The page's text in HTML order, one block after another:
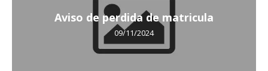
Aviso de perdida de matricula
09/11/2024